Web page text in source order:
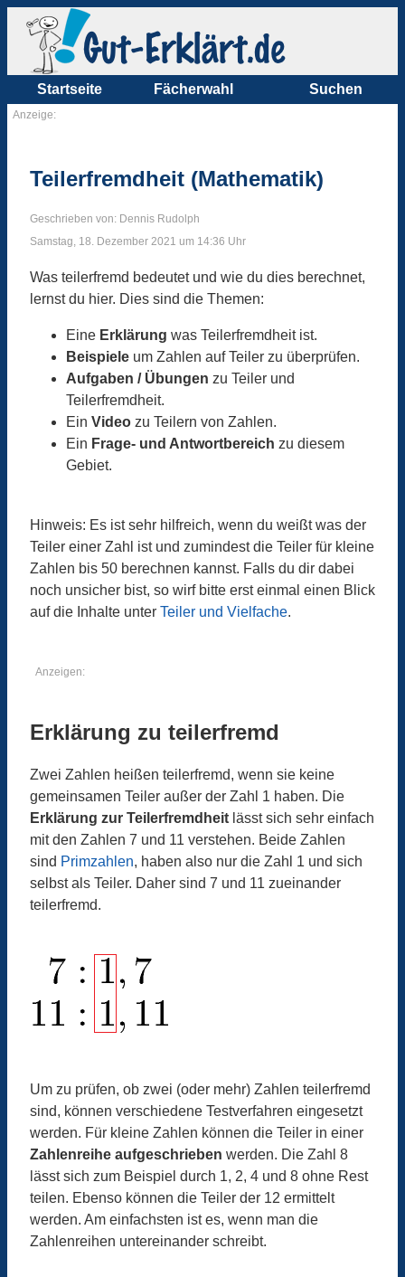
Startseite Fächerwahl Suchen
Anzeige:
Teilerfremdheit (Mathematik)
Geschrieben von: Dennis Rudolph
Samstag, 18. Dezember 2021 um 14:36 Uhr
Was teilerfremd bedeutet und wie du dies berechnet,
lernst du hier. Dies sind die Themen:
Eine Erklärung was Teilerfremdheit ist.
Beispiele um Zahlen auf Teiler zu überprüfen.
Aufgaben / Übungen zu Teiler und
Teilerfremdheit.
Ein Video zu Teilern von Zahlen.
Ein Frage- und Antwortbereich zu diesem
Gebiet.
Hinweis: Es ist sehr hilfreich, wenn du weißt was der
Teiler einer Zahl ist und zumindest die Teiler für kleine
Zahlen bis 50 berechnen kannst. Falls du dir dabei
noch unsicher bist, so wirf bitte erst einmal einen Blick
auf die Inhalte unter Teiler und Vielfache.
Anzeigen:
Erklärung zu teilerfremd
Zwei Zahlen heißen teilerfremd, wenn sie keine
gemeinsamen Teiler außer der Zahl 1 haben. Die
Erklärung zur Teilerfremdheit lässt sich sehr einfach
mit den Zahlen 7 und 11 verstehen. Beide Zahlen
sind Primzahlen, haben also nur die Zahl 1 und sich
selbst als Teiler. Daher sind 7 und 11 zueinander
teilerfremd.
Um zu prüfen, ob zwei (oder mehr) Zahlen teilerfremd
sind, können verschiedene Testverfahren eingesetzt
werden. Für kleine Zahlen können die Teiler in einer
Zahlenreihe aufgeschrieben werden. Die Zahl 8
lässt sich zum Beispiel durch 1, 2, 4 und 8 ohne Rest
teilen. Ebenso können die Teiler der 12 ermittelt
werden. Am einfachsten ist es, wenn man die
Zahlenreihen untereinander schreibt.